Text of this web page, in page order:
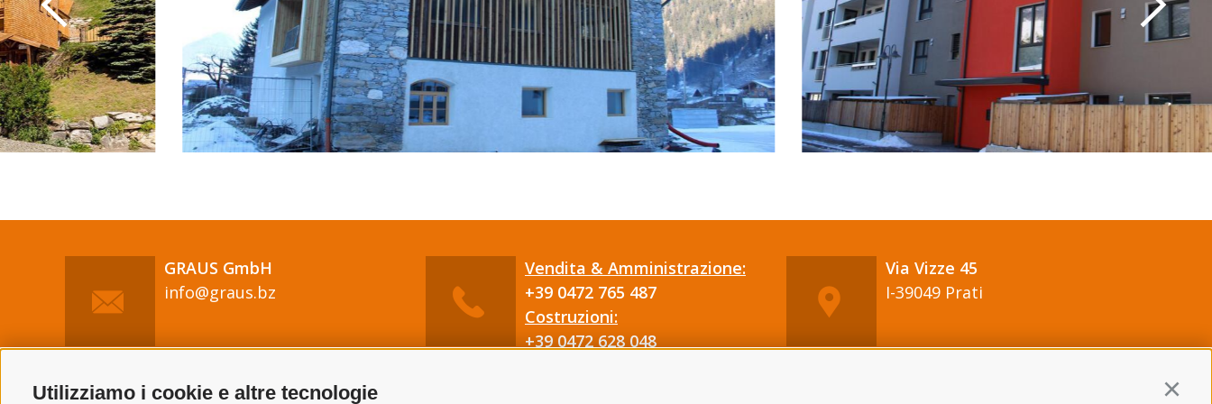
Utilizziamo i cookie e altre tecnologie
GRAUS GmbH
info@graus.bz
Vendita & Amministrazione:
+39 0472 765 487
Costruzioni:
+39 0472 628 048
Via Vizze 45
I-39049 Prati